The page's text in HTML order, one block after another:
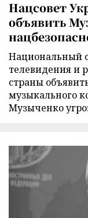
Нацсовет
объявить
Национальный
телевидения и
страны
музыкального
Музыченко